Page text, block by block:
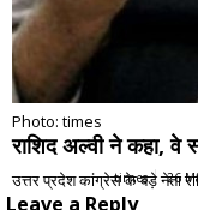
Photo: times
राशिद अल्वी ने कहा, वे
उत्तर प्रदेश कांग्रेस के बड़े नेता
times 26
Leave a Reply